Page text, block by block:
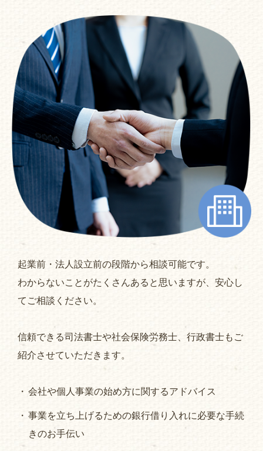
起業前・法人設立前の段階から相談可能です。
わからないことがたくさんあると思いますが、安心し
てご相談ください。
信頼できる司法書士や社会保険労務士、行政書士もご
紹介させていただきます。
会社や個人事業の始め方に関するアドバイス
事業を立ち上げるための銀行借り入れに必要な手続
きのお手伝い